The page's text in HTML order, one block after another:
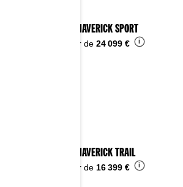
2023 MAVERICK SPORT
À partir de 24 099 € i
2023 MAVERICK TRAIL
À partir de 16 399 € i